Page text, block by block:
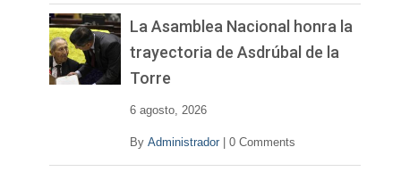
La Asamblea Nacional honra la
trayectoria de Asdrúbal de la
Torre
6 agosto, 2026
By Administrador 0 Comments